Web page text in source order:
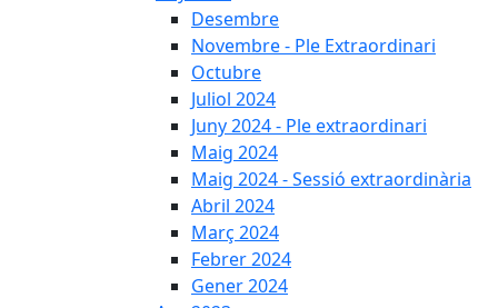
Desembre
Novembre - Ple Extraordinari
Octubre
Juliol 2024
Juny 2024 - Ple extraordinari
Maig 2024
Maig 2024 - Sessió extraordinària
Abril 2024
Març 2024
Febrer 2024
Gener 2024